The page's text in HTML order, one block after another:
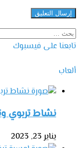
البحث
عن:
تابعنا على فيسبوك
ألعاب
نشاط تربوي
يناير 23, 2023